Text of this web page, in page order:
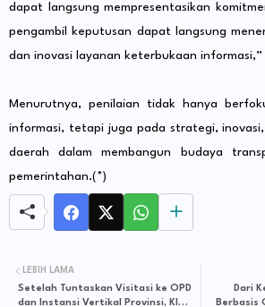
dapat langsung mempresentasikan
pengambil keputusan dapat langsung
dan inovasi layanan keterbukaan
Menurutnya, penilaian tidak hanya
informasi, tetapi juga pada strategi,
daerah dalam membangun budaya
pemerintahan.(*)
Dari
Berbasis
LEBIH LAMA
Setelah Tuntaskan Visitasi ke OPD
dan Instansi Vertikal Provinsi, KI